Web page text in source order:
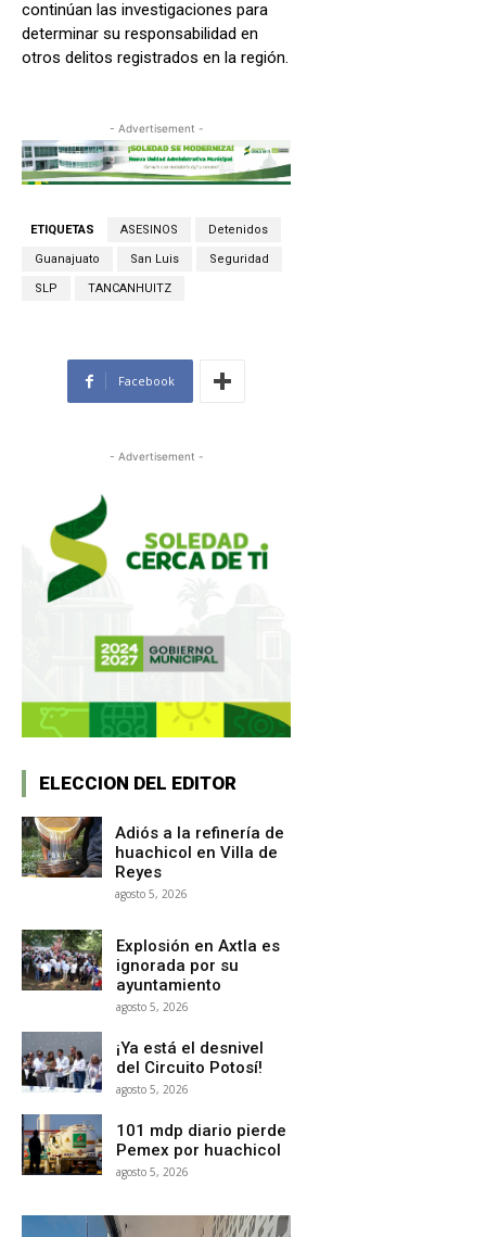
continúan las investigaciones para
determinar su responsabilidad en
otros delitos registrados en la región.
- Advertisement -
ETIQUETAS ASESINOS Detenidos
Guanajuato San Luis Seguridad
SLP TANCANHUITZ
Facebook
- Advertisement -
ELECCION DEL EDITOR
Adiós a la refinería de
huachicol en Villa de
Reyes
agosto 5, 2026
Explosión en Axtla es
ignorada por su
ayuntamiento
agosto 5, 2026
¡Ya está el desnivel
del Circuito Potosí!
agosto 5, 2026
101 mdp diario pierde
Pemex por huachicol
agosto 5, 2026